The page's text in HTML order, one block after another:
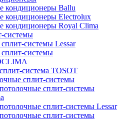
кондиционеры Ballu
кондиционеры Electrolux
кондиционеры Royal Clima
системы
системы Lessar
системы
система TOSOT
сплит-системы
сплит-системы
сплит-системы Lessar
сплит-системы